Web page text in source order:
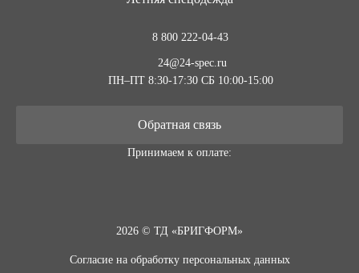
8 800 222-04-43
24@24-spec.ru
ПН–ПТ 8:30-17:30 СБ 10:00-15:00
Обратная связь
Принимаем к оплате:
2026 © ТД «БРИГФОРМ»
Согласие на обработку персональных данных